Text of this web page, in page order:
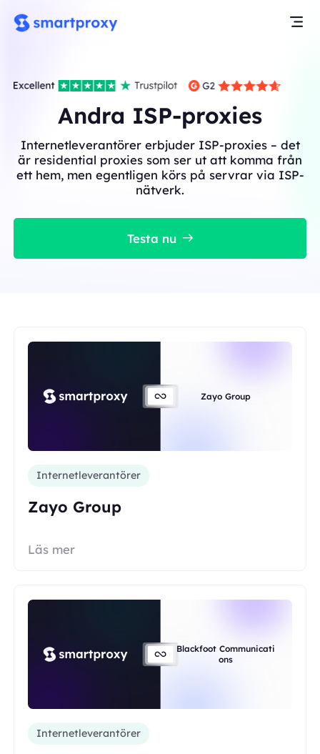
Andra ISP-proxies
Internetleverantörer erbjuder ISP-proxies – det
är residential proxies som ser ut att komma från
ett hem, men egentligen körs på servrar via ISP-
nätverk.
Testa nu
Zayo Group
Internetleverantörer
Zayo Group
Läs mer
Blackfoot Communicati
ons
Internetleverantörer